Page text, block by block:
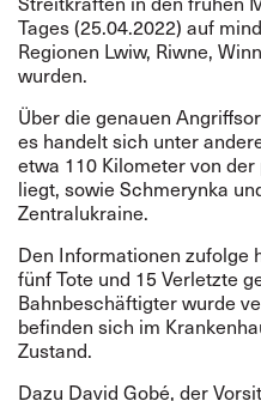
Tages (25.04.2022) auf
Regionen Lwiw, Riwne,
wurden.
Über die genauen
es handelt sich unter
etwa 110 Kilometer von
liegt, sowie Schmerynka
Zentralukraine.
Den Informationen zufolge
fünf Tote und 15 Verletzte
Bahnbeschäftigter wurde
befinden sich im
Zustand.
Dazu David Gobé, der